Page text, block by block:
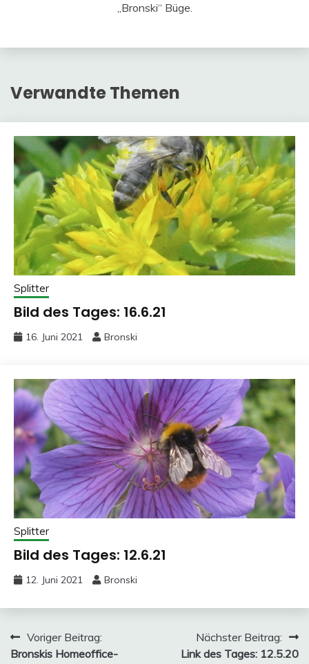
„Bronski“ Büge.
Verwandte Themen
Splitter
Bild des Tages: 16.6.21
16. Juni 2021 Bronski
Splitter
Bild des Tages: 12.6.21
12. Juni 2021 Bronski
Beitragsnavigation
Voriger Beitrag:
Bronskis Homeoffice-
Nächster Beitrag:
Link des Tages: 12.5.20